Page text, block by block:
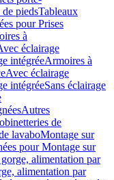
de piedsTableaux
pour Prises
à
éclairage
intégréeArmoires à
Avec éclairage
intégréeSans éclairage
Autres
de
lavaboMontage sur
pour Montage sur
alimentation par
alimentation par